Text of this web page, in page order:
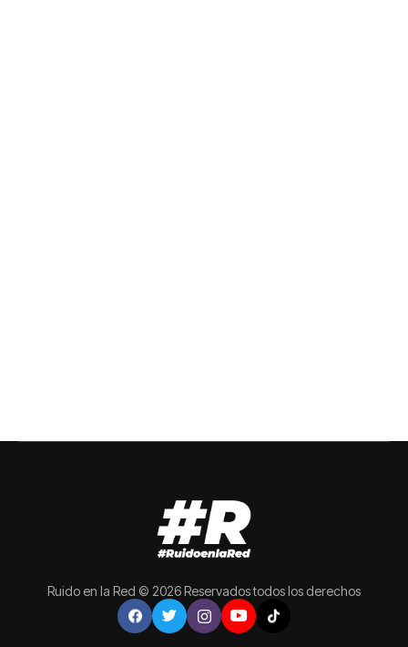
Ruido en la Red © 2026 Reservados todos los derechos